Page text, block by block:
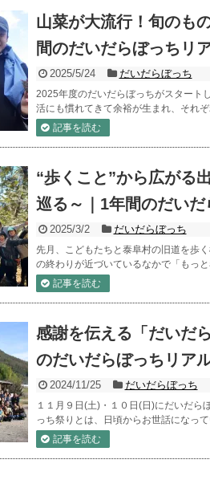
山菜が大流行！旬のも
間のだいだらぼっちリ
2025/5/24 だいだらぼっち
2025年度のだいだらぼっちがスタート
活にも慣れてきて余裕が生まれ、それ
記事を読む
“歩くこと”から広がる
巡る～｜1年間のだい
2025/3/2 だいだらぼっち
先月、こどもたちと泰阜村の旧道を歩
の終わりが近づいているなかで「もっ
記事を読む
感謝を伝える「だいだ
のだいだらぼっちリア
2024/11/25 だいだらぼっち
１１月９日(土)・１０日(日)にだいだら
っち祭りとは、日頃からお世話になっ
記事を読む